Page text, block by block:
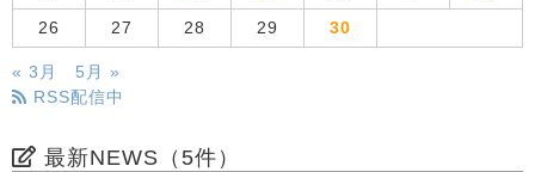
26 27 28 29 30
« 3月
5月 »
RSS配信中
最新NEWS（5件）